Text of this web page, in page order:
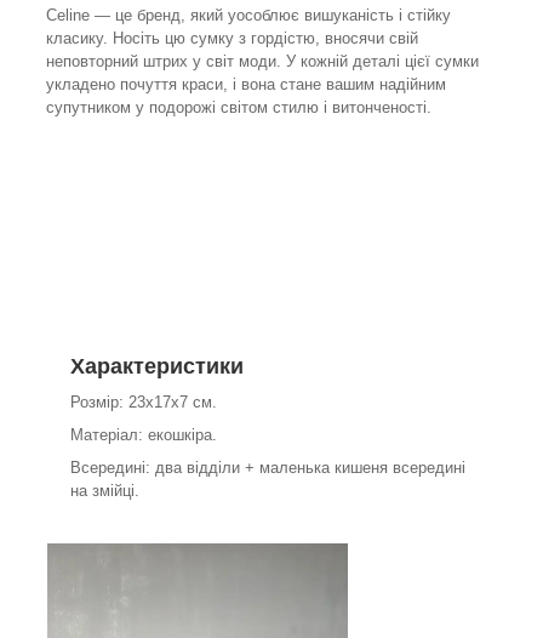
Celine — це бренд, який уособлює вишуканість і стійку
класику. Носіть цю сумку з гордістю, вносячи свій
неповторний штрих у світ моди. У кожній деталі цієї сумки
укладено почуття краси, і вона стане вашим надійним
супутником у подорожі світом стилю і витонченості.
Характеристики
Розмір: 23х17х7 см.
Матеріал: екошкіра.
Всередині: два відділи + маленька кишеня всередині
на змійці.